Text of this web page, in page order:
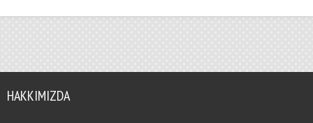
HAKKIMIZDA